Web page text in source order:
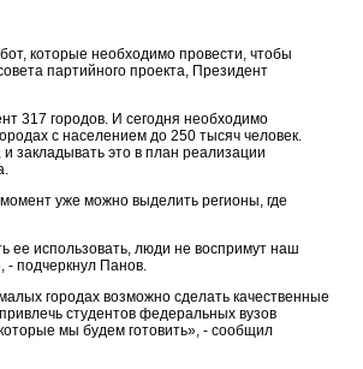
которые необходимо провести, чтобы
партийного проекта, Президент
317 городов. И сегодня необходимо
с населением до 250 тысяч человек.
закладывать это в план реализации
уже можно выделить регионы, где
ее использовать, люди не воспримут наш
- подчеркнул Панов.
городах возможно сделать качественные
студентов федеральных вузов
мы будем готовить», - сообщил